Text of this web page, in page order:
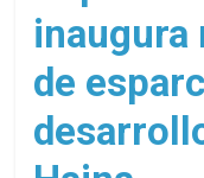
en
un
solo
sitio
inaugura
de